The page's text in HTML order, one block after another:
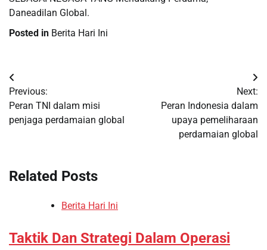
Daneadilan Global.
Posted in Berita Hari Ini
Post
navigation
Previous:
Peran TNI dalam misi
penjaga perdamaian global
Next:
Peran Indonesia dalam
upaya pemeliharaan
perdamaian global
Related Posts
Berita Hari Ini
Taktik Dan Strategi Dalam Operasi